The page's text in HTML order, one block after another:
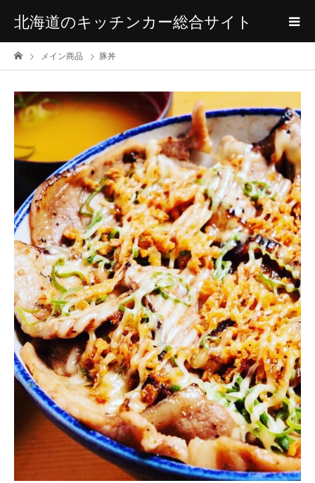
北海道のキッチンカー総合サイト
メイン商品 豚丼